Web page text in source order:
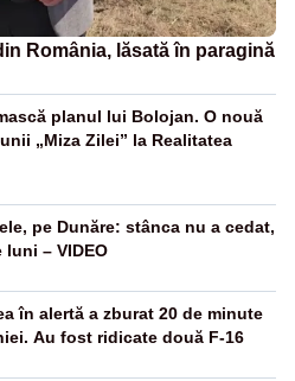
România, lăsată în paragină
planul lui Bolojan. O nouă
„Miza Zilei” la Realitatea
pe Dunăre: stânca nu a cedat,
– VIDEO
în alertă a zburat 20 de minute
Au fost ridicate două F-16